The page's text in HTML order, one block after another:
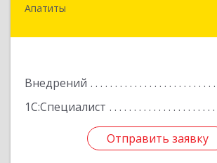
Апатиты
Внедрений
1С:Специалист
Отправить заявку
Отправить заявку